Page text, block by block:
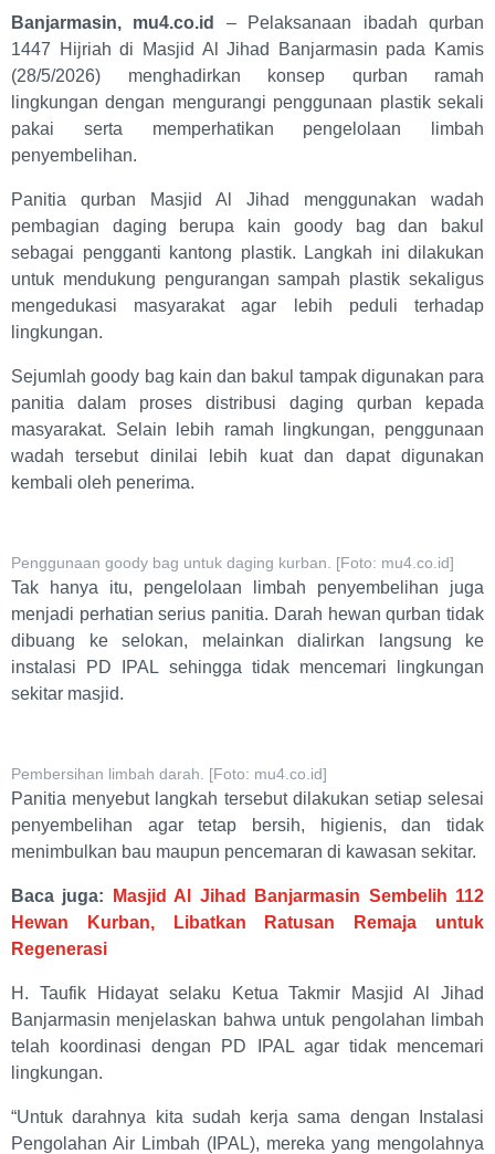
Banjarmasin, mu4.co.id
– Pelaksanaan ibadah qurban
1447 Hijriah di Masjid Al Jihad Banjarmasin pada Kamis
(28/5/2026) menghadirkan konsep qurban ramah
lingkungan dengan mengurangi penggunaan plastik sekali
pakai serta memperhatikan pengelolaan limbah
penyembelihan.
Panitia qurban Masjid Al Jihad menggunakan wadah
pembagian daging berupa kain goody bag dan bakul
sebagai pengganti kantong plastik. Langkah ini dilakukan
untuk mendukung pengurangan sampah plastik sekaligus
mengedukasi masyarakat agar lebih peduli terhadap
lingkungan.
Sejumlah goody bag kain dan bakul tampak digunakan para
panitia dalam proses distribusi daging qurban kepada
masyarakat. Selain lebih ramah lingkungan, penggunaan
wadah tersebut dinilai lebih kuat dan dapat digunakan
kembali oleh penerima.
Penggunaan goody bag untuk daging kurban. [Foto: mu4.co.id]
Tak hanya itu, pengelolaan limbah penyembelihan juga
menjadi perhatian serius panitia. Darah hewan qurban tidak
dibuang ke selokan, melainkan dialirkan langsung ke
instalasi PD IPAL sehingga tidak mencemari lingkungan
sekitar masjid.
Pembersihan limbah darah. [Foto: mu4.co.id]
Panitia menyebut langkah tersebut dilakukan setiap selesai
penyembelihan agar tetap bersih, higienis, dan tidak
menimbulkan bau maupun pencemaran di kawasan sekitar.
Baca juga:
Masjid Al Jihad Banjarmasin Sembelih 112
Hewan Kurban, Libatkan Ratusan Remaja untuk
Regenerasi
H. Taufik Hidayat selaku Ketua Takmir Masjid Al Jihad
Banjarmasin menjelaskan bahwa untuk pengolahan limbah
telah koordinasi dengan PD IPAL agar tidak mencemari
lingkungan.
“Untuk darahnya kita sudah kerja sama dengan Instalasi
Pengolahan Air Limbah (IPAL), mereka yang mengolahnya